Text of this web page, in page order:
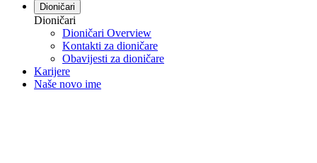
Dioničari
Dioničari
Dioničari Overview
Kontakti za dioničare
Obavijesti za dioničare
Karijere
Naše novo ime